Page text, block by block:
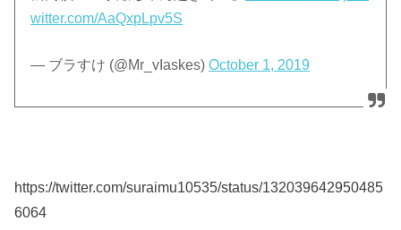
witter.com/AaQxpLpv5S
— ブラすけ (@Mr_vIaskes)October 1, 2019
https://twitter.com/suraimu10535/status/132039642950485
6064